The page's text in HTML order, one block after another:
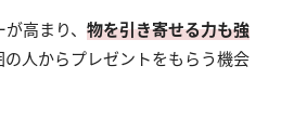
高まり、 物を引き寄せる力も強
の人からプレゼントをもらう機会